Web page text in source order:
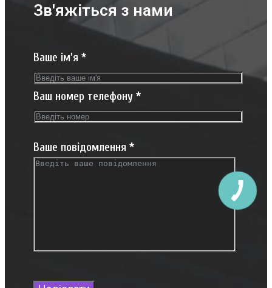
Зв'яжіться з нами
Ваше ім'я *
Ваш номер телефону *
Ваше повідомлення *